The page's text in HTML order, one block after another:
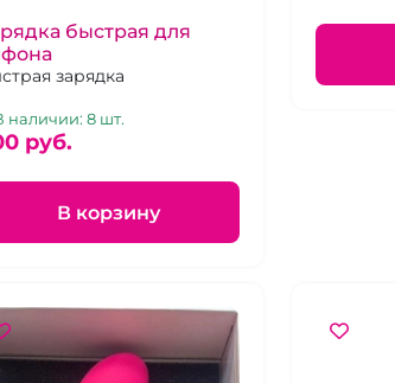
быстрая для
зарядка
наличии: 8 шт.
pуб.
В корзину